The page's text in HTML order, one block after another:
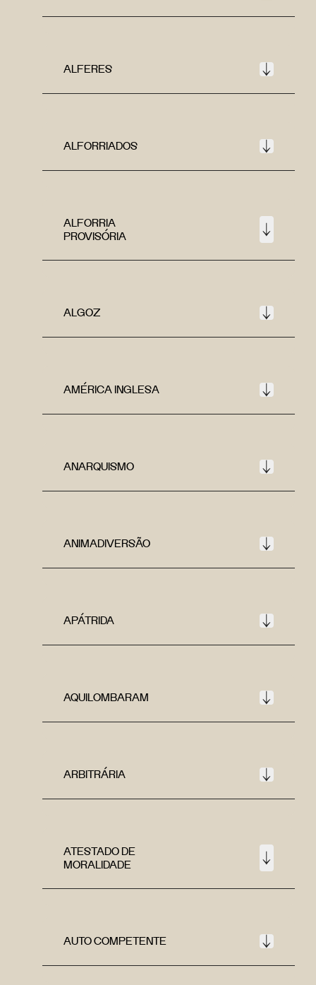
ALFERES
ALFORRIADOS
ALFORRIA
PROVISÓRIA
ALGOZ
AMÉRICA INGLESA
ANARQUISMO
ANIMADIVERSÃO
APÁTRIDA
AQUILOMBARAM
ARBITRÁRIA
ATESTADO DE
MORALIDADE
AUTO COMPETENTE